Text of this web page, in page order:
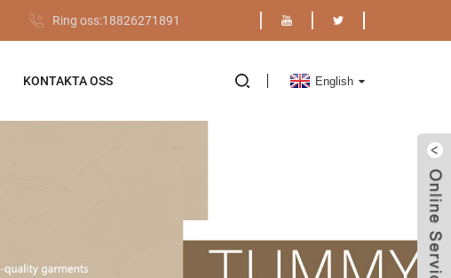
Ring oss:18826271891
KONTAKTA OSS English